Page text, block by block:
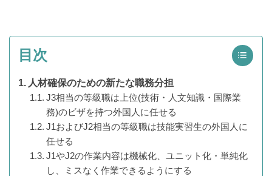
目次
人材確保のための新たな職務分担
J3相当の等級職は上位(技術・人文知識・国際業
務)のビザを持つ外国人に任せる
J1およびJ2相当の等級職は技能実習生の外国人に
任せる
J1やJ2の作業内容は機械化、ユニット化・単純化
し、ミスなく作業できるようにする